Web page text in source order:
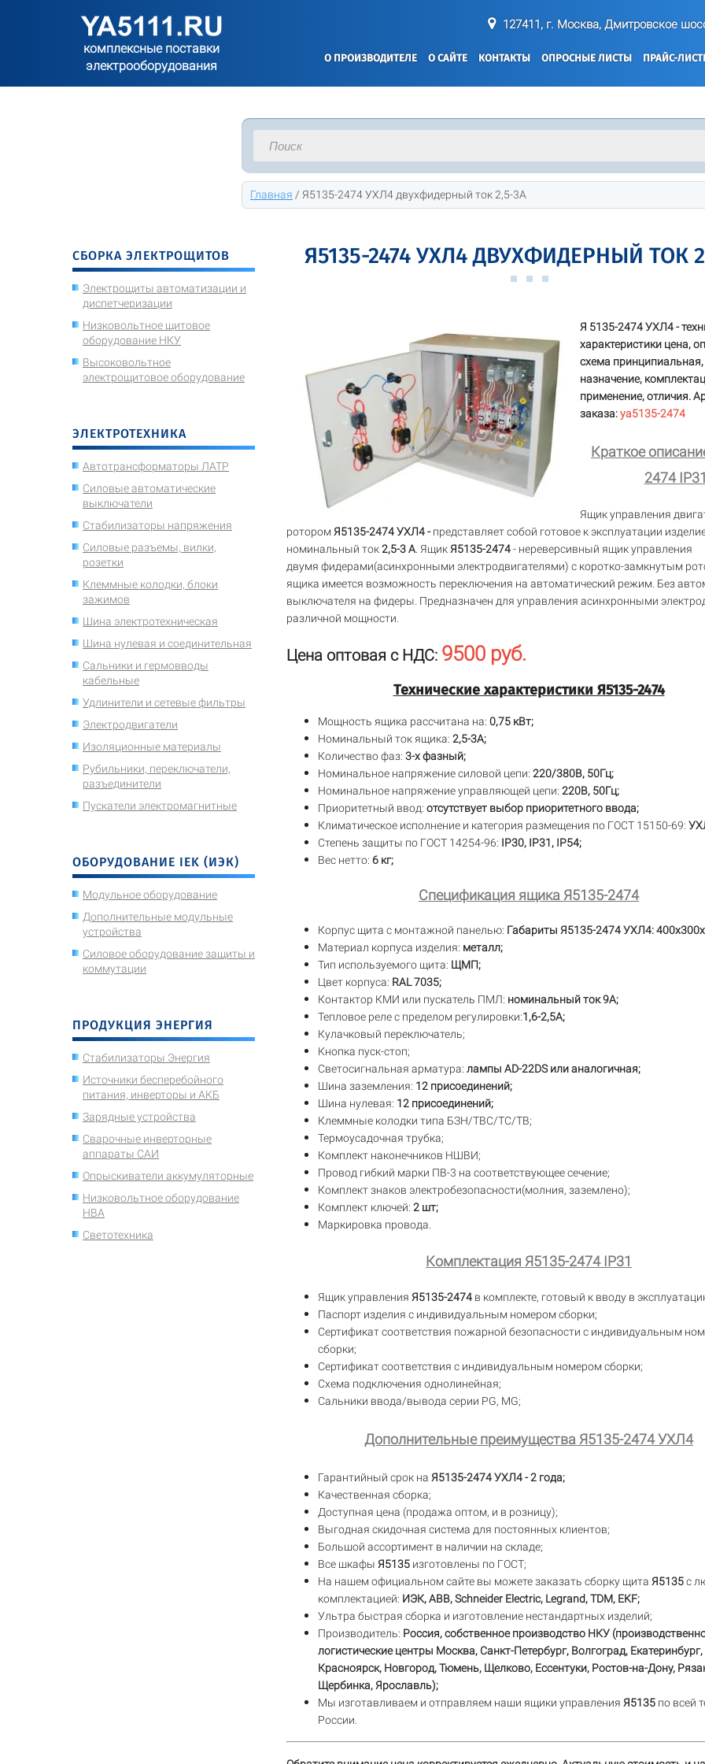
127411, г. Москва, Дмитровское
комплексные поставки
электрооборудования
О ПРОИЗВОДИТЕЛЕ О САЙТЕ КОНТАКТЫ ОПРОСНЫЕ ЛИСТЫ ПРАЙС-
Главная / Я5135-2474 УХЛ4 двухфидерный ток 2,5-3А
СБОРКА ЭЛЕКТРОЩИТОВ
Электрощиты автоматизации и
диспетчеризации
Низковольтное щитовое
оборудование НКУ
Высоковольтное
электрощитовое оборудование
ЭЛЕКТРОТЕХНИКА
Автотрансформаторы ЛАТР
Силовые автоматические
выключатели
Стабилизаторы напряжения
Силовые разъемы, вилки,
розетки
Клеммные колодки, блоки
зажимов
Шина электротехническая
Шина нулевая и соединительная
Сальники и гермовводы
кабельные
Удлинители и сетевые фильтры
Электродвигатели
Изоляционные материалы
Рубильники, переключатели,
разъединители
Пускатели электромагнитные
ОБОРУДОВАНИЕ IEK (ИЭК)
Модульное оборудование
Дополнительные модульные
устройства
Силовое оборудование защиты и
коммутации
ПРОДУКЦИЯ ЭНЕРГИЯ
Стабилизаторы Энергия
Источники бесперебойного
питания, инверторы и АКБ
Зарядные устройства
Сварочные инверторные
аппараты САИ
Опрыскиватели аккумуляторные
Низковольтное оборудование
НВА
Светотехника
Я5135-2474 УХЛ4 ДВУХФИДЕРНЫЙ ТОК
Я 5135-2474 УХЛ4 -
характеристики цена,
схема принципиальная,
назначение,
применение, отличия.
заказа:ya5135-2474
Краткое
2474 IP31
Ящик управления
ротором Я5135-2474 УХЛ4 -представляет собой готовое к эксплуатации
номинальный ток2,5-3 А . Ящик Я5135-2474- нереверсивный ящик управления
двумя фидерами(асинхронными электродвигателями) с коротко-замкнутым
ящика имеется возможность переключения на автоматический режим. Без
выключателя на фидеры. Предназначен для управления асинхронными
различной мощности.
Цена оптовая с НДС: 9500 руб.
Технические характеристики Я5135-2474
Мощность ящика рассчитана на: 0,75 кВт;
Номинальный ток ящика: 2,5-3А;
Количество фаз: 3-х фазный;
Номинальное напряжение силовой цепи: 220/380В, 50Гц;
Номинальное напряжение управляющей цепи: 220В, 50Гц;
Приоритетный ввод: отсутствует выбор приоритетного ввода;
Климатическое исполнение и категория размещения по ГОСТ 15150-69:
Степень защиты по ГОСТ 14254-96: IP30, IP31, IP54;
Вес нетто: 6 кг;
Спецификация ящика Я5135-2474
Корпус щита с монтажной панелью: Габариты Я5135-2474 УХЛ4:
Материал корпуса изделия: металл;
Тип используемого щита: ЩМП;
Цвет корпуса: RAL 7035;
Контактор КМИ или пускатель ПМЛ: номинальный ток 9А;
Тепловое реле с пределом регулировки:1,6-2,5А;
Кулачковый переключатель;
Кнопка пуск-стоп;
Светосигнальная арматура: лампы AD-22DS или аналогичная;
Шина заземления: 12 присоединений;
Шина нулевая: 12 присоединений;
Клеммные колодки типа БЗН/ТВС/TC/TB;
Термоусадочная трубка;
Комплект наконечников НШВИ;
Провод гибкий марки ПВ-3 на соответствующее сечение;
Комплект знаков электробезопасности(молния, заземлено);
Комплект ключей: 2 шт;
Маркировка провода.
Комплектация Я5135-2474 IP31
Ящик управления Я5135-2474 в комплекте, готовый к вводу в
Паспорт изделия с индивидуальным номером сборки;
Сертификат соответствия пожарной безопасности с индивидуальным
сборки;
Сертификат соответствия с индивидуальным номером сборки;
Схема подключения однолинейная;
Сальники ввода/вывода серии PG, MG;
Дополнительные преимущества Я5135-2474 УХЛ4
Гарантийный срок на Я5135-2474 УХЛ4 - 2 года;
Качественная сборка;
Доступная цена (продажа оптом, и в розницу);
Выгодная скидочная система для постоянных клиентов;
Большой ассортимент в наличии на складе;
Все шкафы Я5135 изготовлены по ГОСТ;
На нашем официальном сайте вы можете заказать сборку щита Я5135с
комплектацией: ИЭК, ABB, Schneider Electric, Legrand, TDM, EKF;
Ультра быстрая сборка и изготовление нестандартных изделий;
Производитель: Россия, собственное производство НКУ
логистические центры Москва, Санкт-Петербург, Волгоград, Екатеринбург,
Красноярск, Новгород, Тюмень, Щелково, Ессентуки, Ростов-на-Дону,
Щербинка, Ярославль);
Мы изготавливаем и отправляем наши ящики управления Я5135 по всей
России.